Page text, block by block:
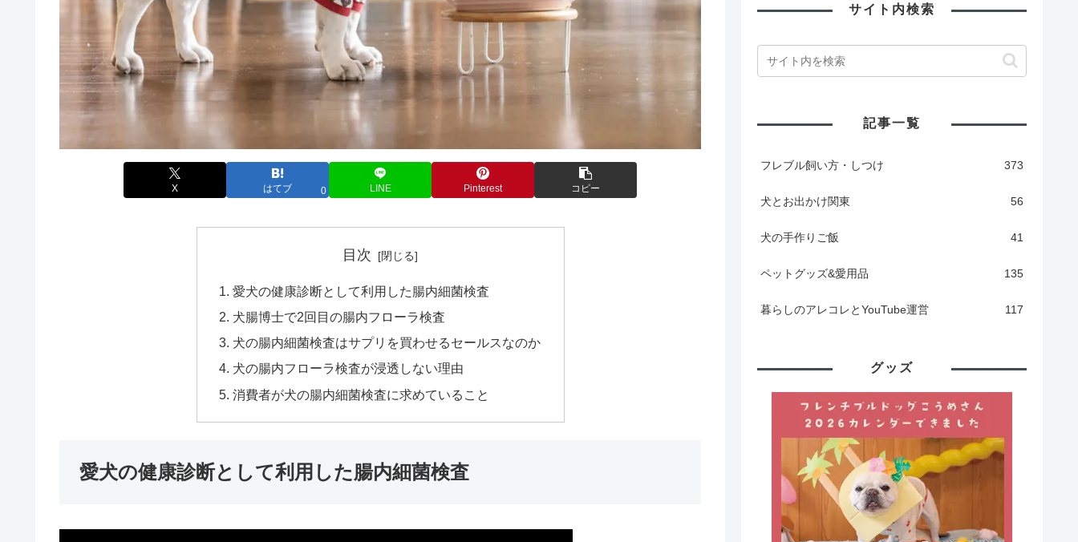
X はてブ 0 LINE Pinterest コピー
目次
愛犬の健康診断として利用した腸内細菌検査
犬腸博士で2回目の腸内フローラ検査
犬の腸内細菌検査はサプリを買わせるセールスなのか
犬の腸内フローラ検査が浸透しない理由
消費者が犬の腸内細菌検査に求めていること
愛犬の健康診断として利用した腸内細菌検査
サイト内検索
記事一覧
フレブル飼い方・しつけ 373
犬とお出かけ関東 56
犬の手作りご飯 41
ペットグッズ&愛用品 135
暮らしのアレコレとYouTube運営 117
グッズ